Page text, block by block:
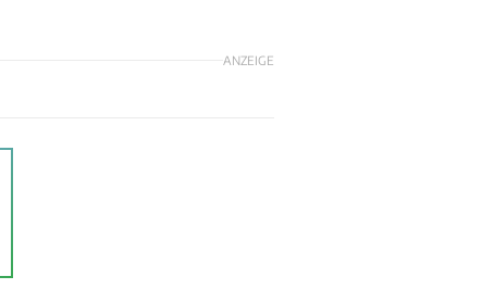
ANZEIGE